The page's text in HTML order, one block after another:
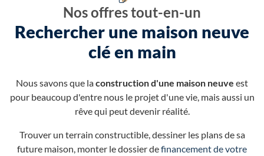
Nos offres tout-en-un
Rechercher une maison neuve
clé en main
Nous savons que laconstruction d'une maison neuve est
pour beaucoup d'entre nous le projet d'une vie, mais aussi un
rêve qui peut devenir réalité.
Trouver un terrain constructible, dessiner les plans de sa
future maison, monter le dossier definancement de votre